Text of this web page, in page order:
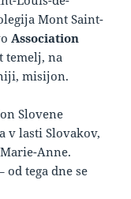
Mont Saint-
Association
temelj, na
misijon.
Slovene
v lasti Slovakov,
Anne.
od tega dne se